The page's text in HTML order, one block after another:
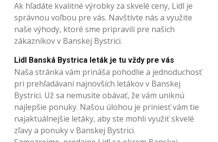
Ak hľadáte kvalitné výrobky za skvelé ceny, Lidl je
správnou voľbou pre vás. Navštívte nás a využite
naše výhody, ktoré sme pripravili pre našich
zákazníkov v Banskej Bystrici.
Lidl Banská Bystrica leták je tu vždy pre vás
Naša stránka vám prináša pohodlie a jednoduchosť
pri prehľadávaní najnovších letákov v Banskej
Bystrici. Už sa nemusíte obávať, že vám uniknú
najlepšie ponuky. Našou úlohou je priniesť vám tie
najaktuálnejšie letáky, aby ste mohli využiť skvelé
zľavy a ponuky v Banskej Bystrici.